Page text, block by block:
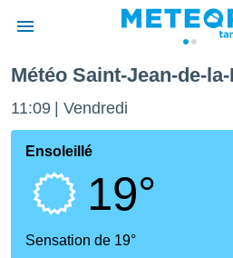
de
Météo Saint-Jean-de-
11:09 Vendredi
Ensoleillé
19°
Sensation de 19°